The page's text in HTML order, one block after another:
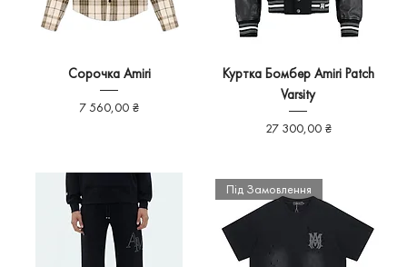
Сорочка Amiri
Ціна
7 560,00 ₴
Куртка Бомбер Amiri Patch
Varsity
Ціна
27 300,00 ₴
Під Замовлення